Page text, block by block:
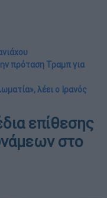
πρόταση Τραμπ για
λέει ο Ιρανός
επίθεσης
στο